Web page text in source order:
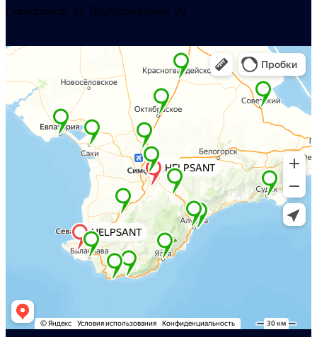
Севастополь, ул. Индустриальная, 26